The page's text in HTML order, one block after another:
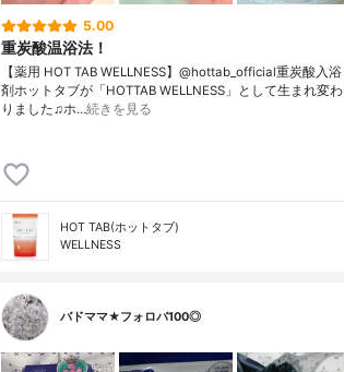
5.00
重炭酸温浴法！
【薬用 HOT TAB WELLNESS】@hottab_official重炭酸入浴
剤ホットタブが「HOTTAB WELLNESS」として生まれ変わ
りました♫ホ…続きを見る
HOT TAB(ホットタブ)
WELLNESS
バドママ★フォロバ100◎